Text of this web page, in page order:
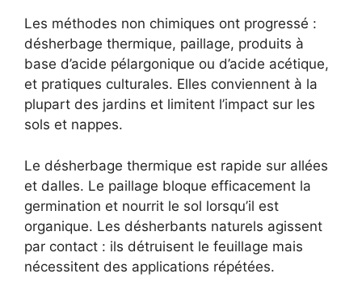
Les méthodes non chimiques ont progressé :
désherbage thermique, paillage, produits à
base d’acide pélargonique ou d’acide acétique,
et pratiques culturales. Elles conviennent à la
plupart des jardins et limitent l’impact sur les
sols et nappes.
Le désherbage thermique est rapide sur allées
et dalles. Le paillage bloque efficacement la
germination et nourrit le sol lorsqu’il est
organique. Les désherbants naturels agissent
par contact : ils détruisent le feuillage mais
nécessitent des applications répétées.